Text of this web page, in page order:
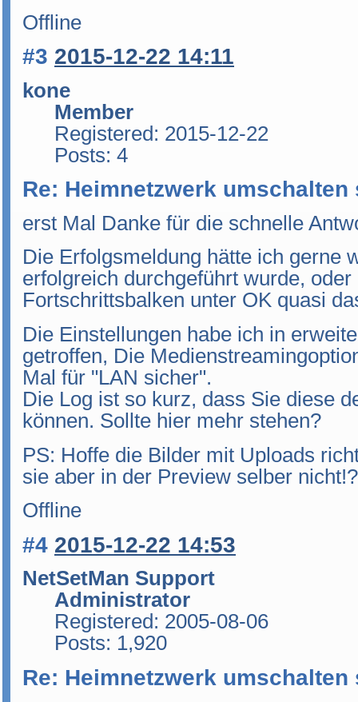
Offline
#3 2015-12-22 14:11
kone
Member
Registered: 2015-12-22
Posts: 4
Re: Heimnetzwerk
erst Mal Danke für die schnelle
Die Erfolgsmeldung hätte ich gerne
erfolgreich durchgeführt wurde,
Fortschrittsbalken unter OK quasi
Die Einstellungen habe ich in
getroffen, Die
Mal für "LAN sicher".
Die Log ist so kurz, dass Sie diese
können. Sollte hier mehr stehen?
PS: Hoffe die Bilder mit Uploads
sie aber in der Preview selber nicht!?
Offline
#4 2015-12-22 14:53
NetSetMan Support
Administrator
Registered: 2005-08-06
Posts: 1,920
Re: Heimnetzwerk